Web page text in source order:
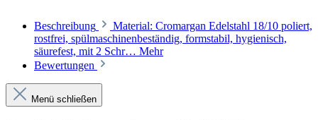
Beschreibung
Material: Cromargan Edelstahl 18/10 poliert,
rostfrei, spülmaschinenbeständig, formstabil, hygienisch,
säurefest, mit 2 Schr… Mehr
Bewertungen
Menü schließen